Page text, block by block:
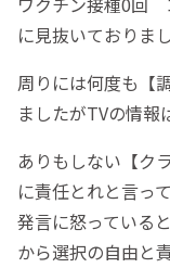
に見抜いておりま
周りには何度も【
ましたがTVの情報
ありもしない【ク
に責任とれと言っ
発言に怒っている
から選択の自由と